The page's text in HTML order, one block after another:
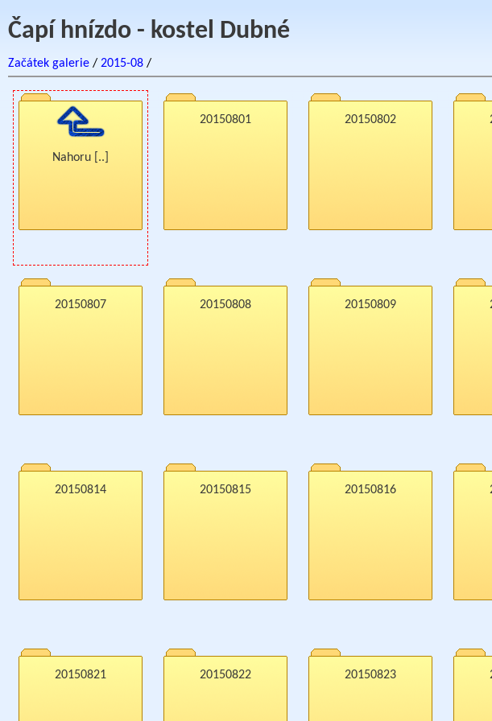
Čapí hnízdo - kostel Dubné
Začátek galerie / 2015-08 /
Nahoru [..]
20150801 20150802
20150807 20150808 20150809
20150814 20150815 20150816
20150821 20150822 20150823